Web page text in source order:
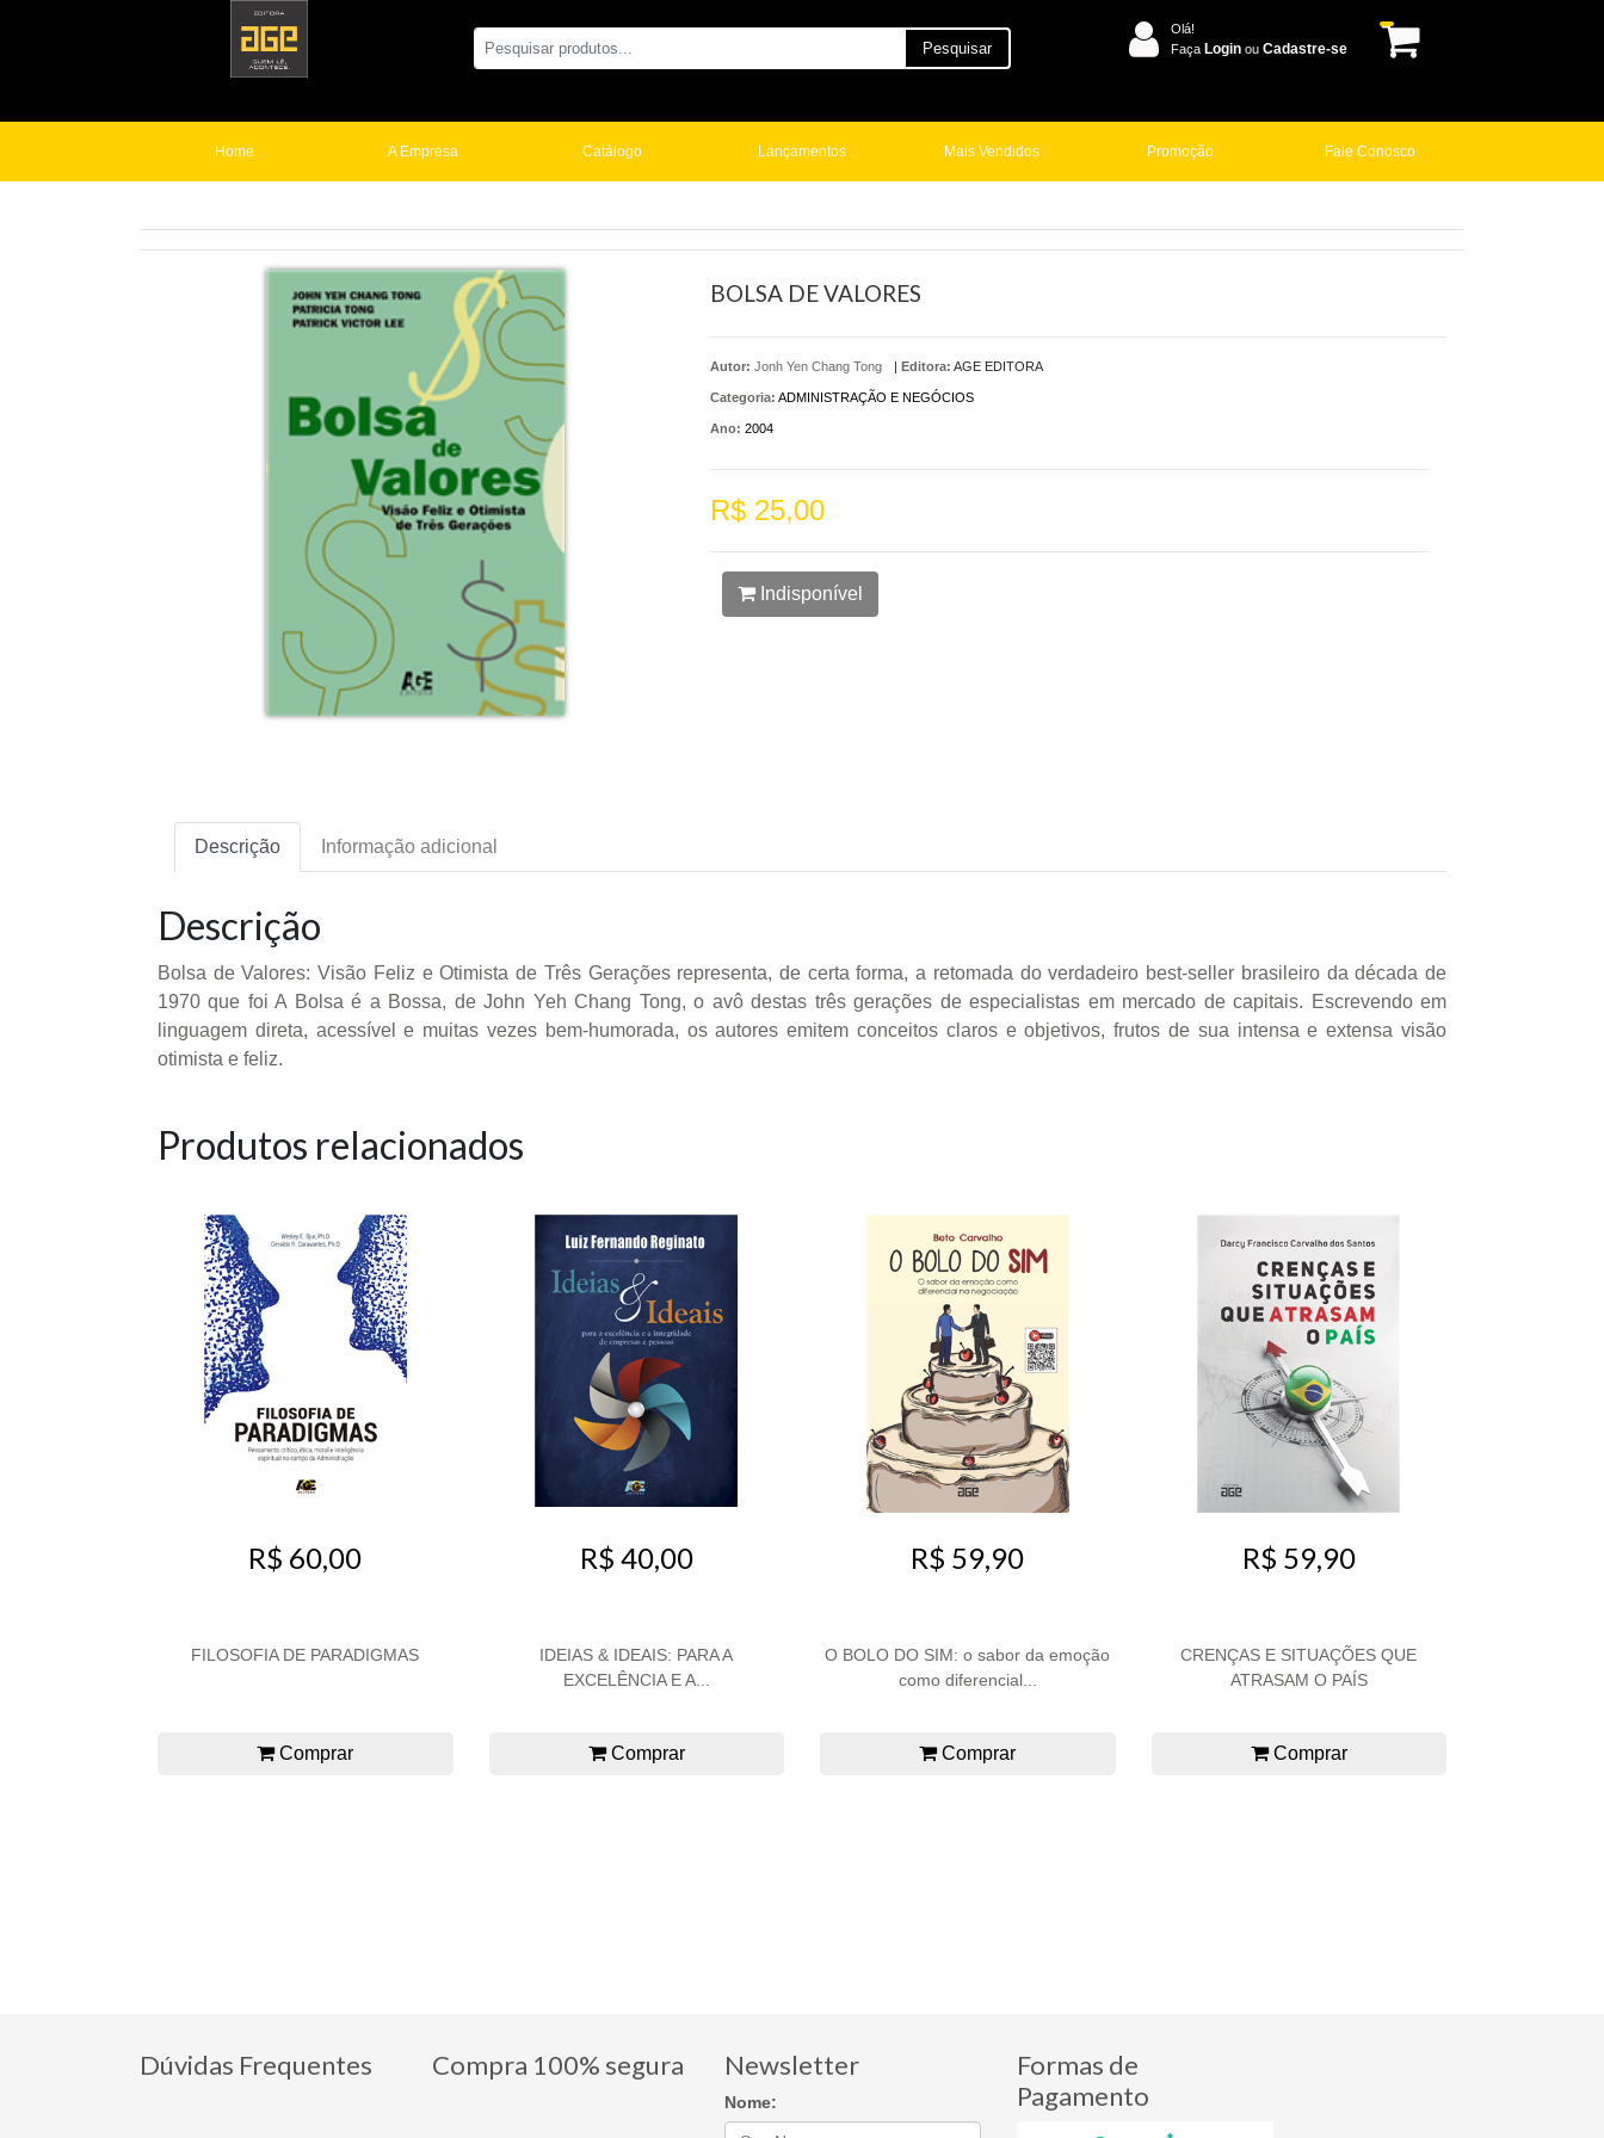
Pesquisar
Olá!
Faça Login ou Cadastre-se
Home A Empresa Catálogo Lançamentos Mais Vendidos Promoção Fale Conosco
BOLSA DE VALORES
Autor: Jonh Yen Chang Tong | Editora: AGE EDITORA
Categoria: ADMINISTRAÇÃO E NEGÓCIOS
Ano: 2004
R$ 25,00
Indisponível
Descrição Informação adicional
Descrição
Bolsa de Valores: Visão Feliz e Otimista de Três Gerações representa, de certa forma, a retomada do verdadeiro best-seller brasileiro da década de
1970 que foi A Bolsa é a Bossa, de John Yeh Chang Tong, o avô destas três gerações de especialistas em mercado de capitais. Escrevendo em
linguagem direta, acessível e muitas vezes bem-humorada, os autores emitem conceitos claros e objetivos, frutos de sua intensa e extensa visão
otimista e feliz.
Produtos relacionados
R$ 60,00
FILOSOFIA DE PARADIGMAS
Comprar
R$ 40,00
IDEIAS & IDEAIS: PARA A
EXCELÊNCIA E A...
Comprar
R$ 59,90
O BOLO DO SIM: o sabor da emoção
como diferencial...
Comprar
R$ 59,90
CRENÇAS E SITUAÇÕES QUE
ATRASAM O PAÍS
Comprar
Dúvidas Frequentes Compra 100% segura Newsletter
Nome:
Formas de
Pagamento